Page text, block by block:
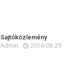
Sajtóközlemény
Admin 2016-08-29